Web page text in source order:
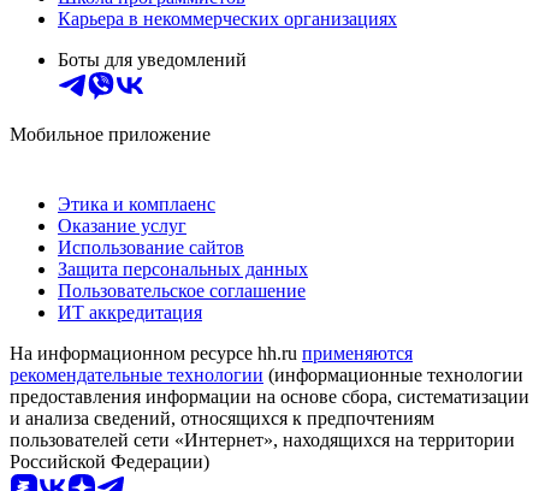
Карьера в некоммерческих организациях
Боты для уведомлений
Мобильное приложение
Этика и комплаенс
Оказание услуг
Использование сайтов
Защита персональных данных
Пользовательское соглашение
ИТ аккредитация
На информационном ресурсе hh.ru применяются
рекомендательные технологии (информационные технологии
предоставления информации на основе сбора, систематизации
и анализа сведений, относящихся к предпочтениям
пользователей сети «Интернет», находящихся на территории
Российской Федерации)